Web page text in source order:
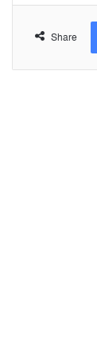
Share